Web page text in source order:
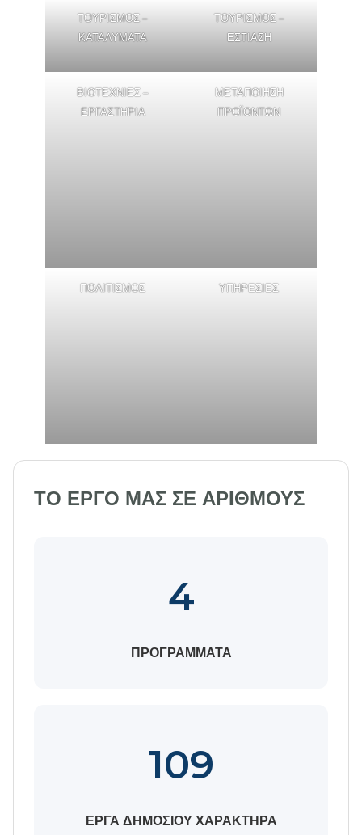
ΤΟΥΡΙΣΜΟΣ –
ΚΑΤΑΛΥΜΑΤΑ
ΤΟΥΡΙΣΜΟΣ –
ΕΣΤΙΑΣΗ
ΒΙΟΤΕΧΝΙΕΣ –
ΕΡΓΑΣΤΗΡΙΑ
ΜΕΤΑΠΟΙΗΣΗ
ΠΡΟΪΟΝΤΩΝ
ΠΟΛΙΤΙΣΜΟΣ ΥΠΗΡΕΣΙΕΣ
ΤΟ ΕΡΓΟ ΜΑΣ ΣΕ ΑΡΙΘΜΟΥΣ
4
ΠΡΟΓΡΑΜΜΑΤΑ
109
ΕΡΓΑ ΔΗΜΟΣΙΟΥ ΧΑΡΑΚΤΗΡΑ